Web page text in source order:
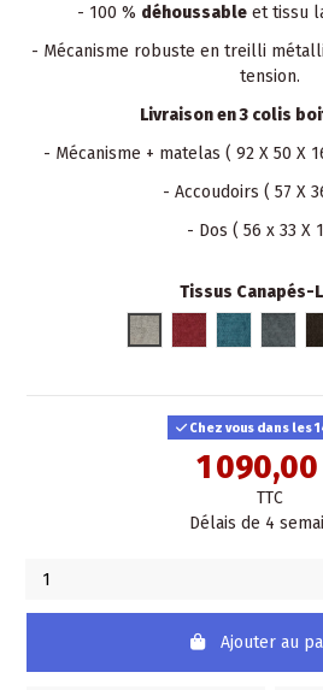
- 100 % déhoussableet tissu
- Mécanisme robuste en treilli
tension.
Livraison en 3 colis
- Mécanisme + matelas (
- Accoudoirs ( 57 X
- Dos ( 56 x 33 X
Tissus Canapés-
Sable 03Cerise 14Vert d'eau 17
Nuage
Chez vous dans les
1
TTC
Délais de 4
Ajouter au